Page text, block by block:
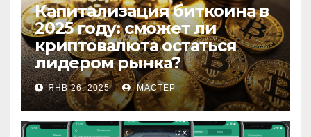
Капитализация биткоина в
2025 году: сможет ли
криптовалюта остаться
лидером рынка?
ЯНВ 26, 2025 МАСТЕР